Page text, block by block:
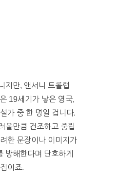
지만, 앤서니 트롤럽
19세기가 낳은 영국,
가 중 한 명일 겁니다.
울만큼 건조하고 중립
한 문장이나 이미지가
방해한다며 단호하게
이죠.